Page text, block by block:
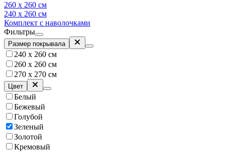
260 x 260 см
240 х 260 см
Комплект с наволочками
Фильтры
Размер покрывала
240 х 260 см
260 х 260 см
270 х 270 см
Цвет
Белый
Бежевый
Голубой
Зеленый
Золотой
Кремовый